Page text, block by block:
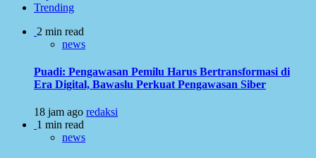
Trending
2 min read
news
Puadi: Pengawasan Pemilu Harus Bertransformasi di
Era Digital, Bawaslu Perkuat Pengawasan Siber
18 jam ago redaksi
1 min read
news